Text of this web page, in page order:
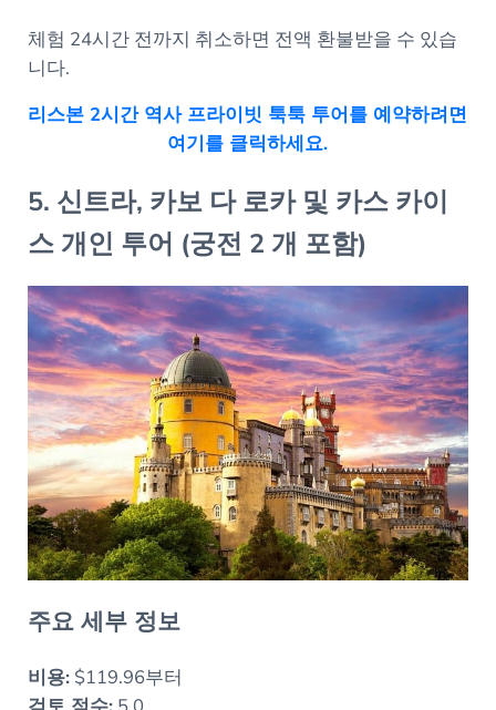
체험 24시간 전까지 취소하면 전액 환불받을 수 있습
니다.
리스본 2시간 역사 프라이빗 툭툭 투어를 예약하려면
여기를 클릭하세요.
5. 신트라, 카보 다 로카 및 카스 카이
스 개인 투어 (궁전 2 개 포함)
주요 세부 정보
비용:$119.96부터